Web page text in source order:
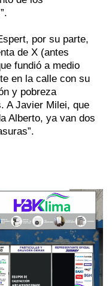
por su parte,
de X (antes
fundió a medio
en la calle con su
y pobreza
A Javier Milei, que
Alberto, ya van dos